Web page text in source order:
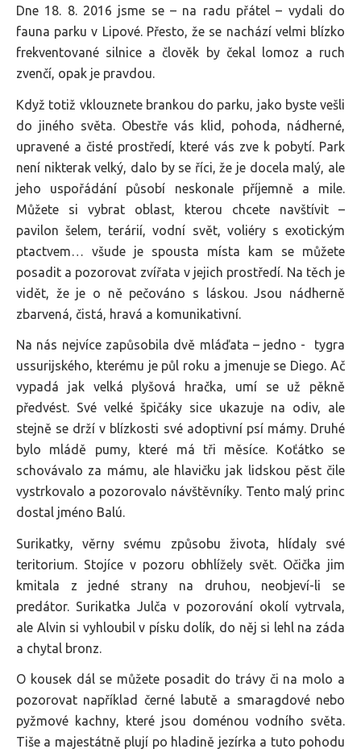
Dne 18. 8. 2016 jsme se – na radu přátel – vydali do
fauna parku v Lipové. Přesto, že se nachází velmi blízko
frekventované silnice a člověk by čekal lomoz a ruch
zvenčí, opak je pravdou.
Když totiž vklouznete brankou do parku, jako byste vešli
do jiného světa. Obestře vás klid, pohoda, nádherné,
upravené a čisté prostředí, které vás zve k pobytí. Park
není nikterak velký, dalo by se říci, že je docela malý, ale
jeho uspořádání působí neskonale příjemně a mile.
Můžete si vybrat oblast, kterou chcete navštívit –
pavilon šelem, terárií, vodní svět, voliéry s exotickým
ptactvem… všude je spousta místa kam se můžete
posadit a pozorovat zvířata v jejich prostředí. Na těch je
vidět, že je o ně pečováno s láskou. Jsou nádherně
zbarvená, čistá, hravá a komunikativní.
Na nás nejvíce zapůsobila dvě mláďata – jedno - tygra
ussurijského, kterému je půl roku a jmenuje se Diego. Ač
vypadá jak velká plyšová hračka, umí se už pěkně
předvést. Své velké špičáky sice ukazuje na odiv, ale
stejně se drží v blízkosti své adoptivní psí mámy. Druhé
bylo mládě pumy, které má tři měsíce. Koťátko se
schovávalo za mámu, ale hlavičku jak lidskou pěst čile
vystrkovalo a pozorovalo návštěvníky. Tento malý princ
dostal jméno Balú.
Surikatky, věrny svému způsobu života, hlídaly své
teritorium. Stojíce v pozoru obhlížely svět. Očička jim
kmitala z jedné strany na druhou, neobjeví-li se
predátor. Surikatka Julča v pozorování okolí vytrvala,
ale Alvin si vyhloubil v písku dolík, do něj si lehl na záda
a chytal bronz.
O kousek dál se můžete posadit do trávy či na molo a
pozorovat například černé labutě a smaragdové nebo
pyžmové kachny, které jsou doménou vodního světa.
Tiše a majestátně plují po hladině jezírka a tuto pohodu